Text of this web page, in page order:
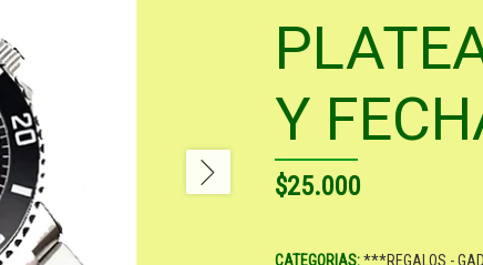
Y
$25.000
CATEGORIAS:***REGALOS -